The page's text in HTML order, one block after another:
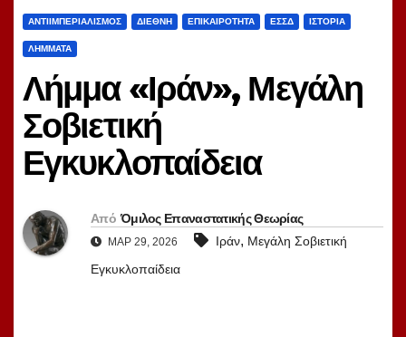
ΑΝΤΙΙΜΠΕΡΙΑΛΙΣΜΌΣ ΔΙΕΘΝΉ ΕΠΙΚΑΙΡΌΤΗΤΑ ΕΣΣΔ ΙΣΤΟΡΊΑ
ΛΉΜΜΑΤΑ
Λήμμα «Ιράν», Μεγάλη
Σοβιετική
Εγκυκλοπαίδεια
Από Όμιλος Επαναστατικής Θεωρίας
ΜΑΡ 29, 2026 Ιράν, Μεγάλη Σοβιετική
Εγκυκλοπαίδεια